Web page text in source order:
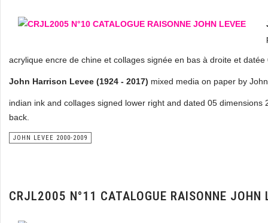
acrylique encre de chine et collages signée en bas à droite et
John Harrison Levee (1924 - 2017) mixed media on paper by
indian ink and collages signed lower right and dated 05
back.
JOHN LEVEE 2000-2009
CRJL2005 N°11 CATALOGUE RAISONNE JOHN